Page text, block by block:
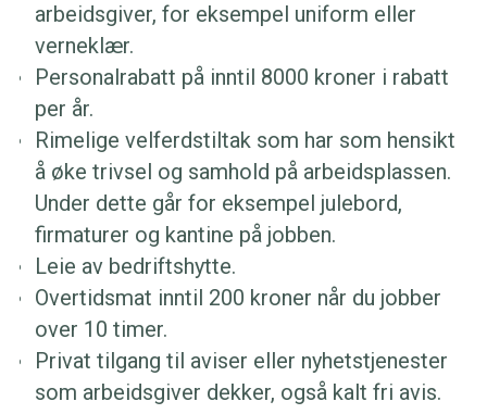
arbeidsgiver, for eksempel uniform eller
verneklær.
Personalrabatt på inntil 8000 kroner i rabatt
per år.
Rimelige velferdstiltak som har som hensikt
å øke trivsel og samhold på arbeidsplassen.
Under dette går for eksempel julebord,
firmaturer og kantine på jobben.
Leie av bedriftshytte.
Overtidsmat inntil 200 kroner når du jobber
over 10 timer.
Privat tilgang til aviser eller nyhetstjenester
som arbeidsgiver dekker, også kalt fri avis.